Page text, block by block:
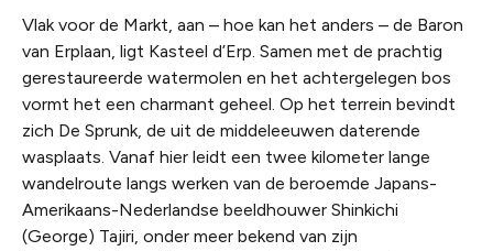
Vlak voor de Markt, aan – hoe kan het anders – de Baron
van Erplaan, ligt Kasteel d’Erp. Samen met de prachtig
gerestaureerde watermolen en het achtergelegen bos
vormt het een charmant geheel. Op het terrein bevindt
zich De Sprunk, de uit de middeleeuwen daterende
wasplaats. Vanaf hier leidt een twee kilometer lange
wandelroute langs werken van de beroemde Japans-
Amerikaans-Nederlandse beeldhouwer Shinkichi
(George) Tajiri, onder meer bekend van zijn